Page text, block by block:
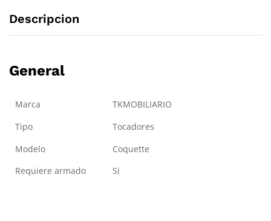
Descripcion
General
Marca
TKMOBILIARIO
Tipo
Tocadores
Modelo
Coquette
Requiere armado
Si